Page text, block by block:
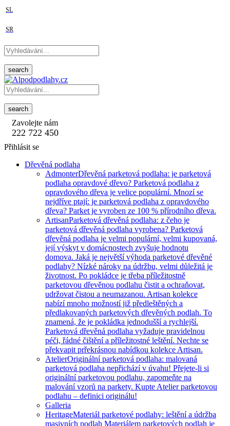
SL
SR
search
search
Zavolejte nám
222 722 450
Přihlásit se
Dřevěná podlaha
AdmonterDřevěná parketová podlaha: je parketová
podlaha opravdové dřevo? Parketová podlaha z
opravdového dřeva je velice populární. Mnozí se
nejdříve ptají: je parketová podlaha z opravdového
dřeva? Parket je vyroben ze 100 % přírodního dřeva.
ArtisanParketová dřevěná podlaha: z čeho je
parketová dřevěná podlaha vyrobena? Parketová
dřevěná podlaha je velmi populární, velmi kupovaná,
její výskyt v domácnostech zvyšuje hodnotu
domova. Jaká je největší výhoda parketové dřevěné
podlahy? Nízké nároky na údržbu, velmi důležitá je
životnost. Po pokládce je třeba příležitostně
parketovou dřevěnou podlahu čistit a ochraňovat,
udržovat čistou a neumazanou. Artisan kolekce
nabízí mnoho možností již předleštěných a
předlakovaných parketových dřevěných podlah. To
znamená, že je pokládka jednodušší a rychlejší.
Parketová dřevěná podlaha vyžaduje pravidelnou
péči, řádné čištění a příležitostné leštění. Nechte se
překvapit prřekrásnou nabídkou kolekce Artisan.
AtelierOriginální parketová podlaha: malovaná
parketová podlaha nepřichází v úvahu! Přejete-li si
originální parketovou podlahu, zapomeňte na
malování vzorů na parkety. Kupte Atelier parketovou
podlahu – definici originálu!
Galleria
HeritageMateriál parketové podlahy: leštění a údržba
masivních podlah Materiálem parketových podlah je